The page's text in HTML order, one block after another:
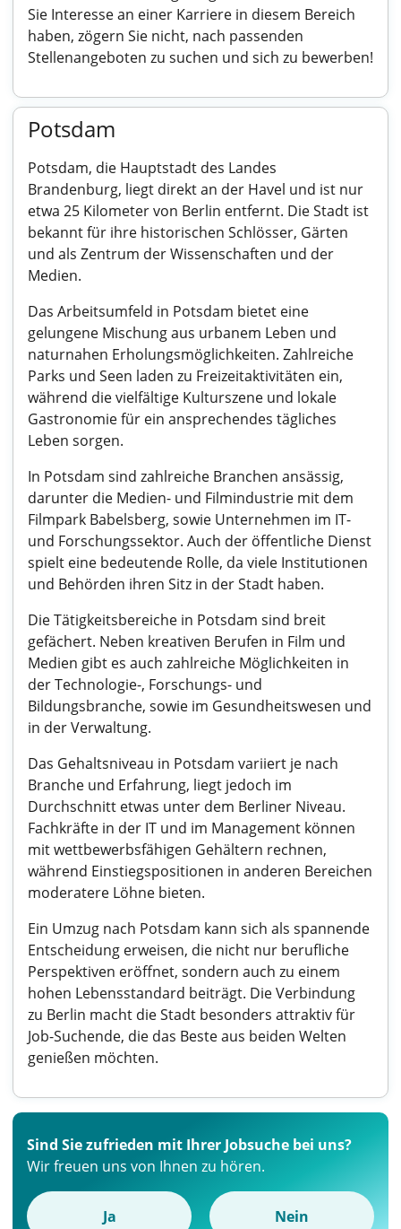
Sie Interesse an einer Karriere in diesem Bereich
haben, zögern Sie nicht, nach passenden
Stellenangeboten zu suchen und sich zu bewerben!
Potsdam
Potsdam, die Hauptstadt des Landes
Brandenburg, liegt direkt an der Havel und ist nur
etwa 25 Kilometer von Berlin entfernt. Die Stadt ist
bekannt für ihre historischen Schlösser, Gärten
und als Zentrum der Wissenschaften und der
Medien.
Das Arbeitsumfeld in Potsdam bietet eine
gelungene Mischung aus urbanem Leben und
naturnahen Erholungsmöglichkeiten. Zahlreiche
Parks und Seen laden zu Freizeitaktivitäten ein,
während die vielfältige Kulturszene und lokale
Gastronomie für ein ansprechendes tägliches
Leben sorgen.
In Potsdam sind zahlreiche Branchen ansässig,
darunter die Medien- und Filmindustrie mit dem
Filmpark Babelsberg, sowie Unternehmen im IT-
und Forschungssektor. Auch der öffentliche Dienst
spielt eine bedeutende Rolle, da viele Institutionen
und Behörden ihren Sitz in der Stadt haben.
Die Tätigkeitsbereiche in Potsdam sind breit
gefächert. Neben kreativen Berufen in Film und
Medien gibt es auch zahlreiche Möglichkeiten in
der Technologie-, Forschungs- und
Bildungsbranche, sowie im Gesundheitswesen und
in der Verwaltung.
Das Gehaltsniveau in Potsdam variiert je nach
Branche und Erfahrung, liegt jedoch im
Durchschnitt etwas unter dem Berliner Niveau.
Fachkräfte in der IT und im Management können
mit wettbewerbsfähigen Gehältern rechnen,
während Einstiegspositionen in anderen Bereichen
moderatere Löhne bieten.
Ein Umzug nach Potsdam kann sich als spannende
Entscheidung erweisen, die nicht nur berufliche
Perspektiven eröffnet, sondern auch zu einem
hohen Lebensstandard beiträgt. Die Verbindung
zu Berlin macht die Stadt besonders attraktiv für
Job-Suchende, die das Beste aus beiden Welten
genießen möchten.
Sind Sie zufrieden mit Ihrer Jobsuche bei uns?
Wir freuen uns von Ihnen zu hören.
Ja Nein